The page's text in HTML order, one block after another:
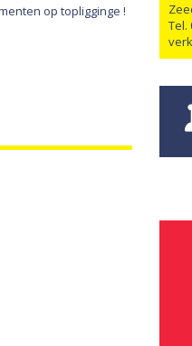
op topligginge !
Tel.